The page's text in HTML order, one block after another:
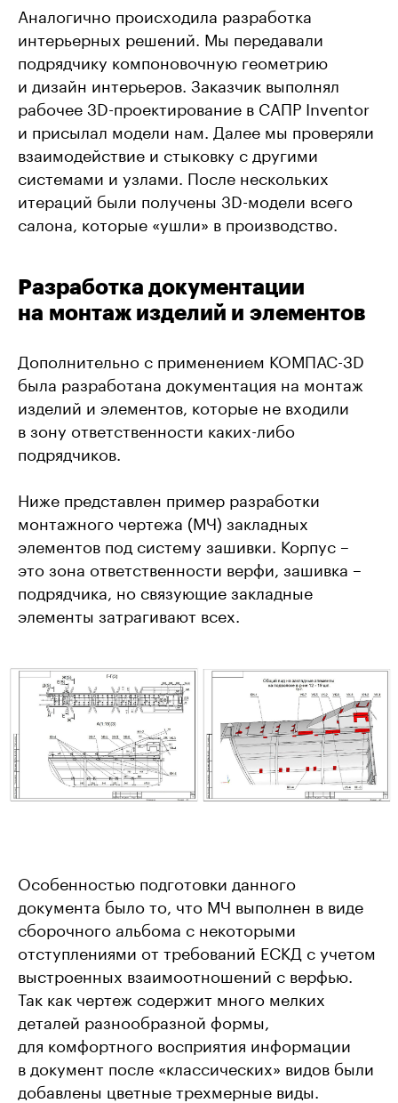
Аналогично происходила разработка
интерьерных решений. Мы передавали
подрядчику компоновочную геометрию
и дизайн интерьеров. Заказчик выполнял
рабочее 3D-проектирование в САПР Inventor
и присылал модели нам. Далее мы проверяли
взаимодействие и стыковку с другими
системами и узлами. После нескольких
итераций были получены 3D-модели всего
салона, которые «ушли» в производство.
Разработка документации
на монтаж изделий и элементов
Дополнительно с применением КОМПАС-3D
была разработана документация на монтаж
изделий и элементов, которые не входили
в зону ответственности каких-либо
подрядчиков.
Ниже представлен пример разработки
монтажного чертежа (МЧ) закладных
элементов под систему зашивки. Корпус –
это зона ответственности верфи, зашивка –
подрядчика, но связующие закладные
элементы затрагивают всех.
Особенностью подготовки данного
документа было то, что МЧ выполнен в виде
сборочного альбома с некоторыми
отступлениями от требований ЕСКД с учетом
выстроенных взаимоотношений с верфью.
Так как чертеж содержит много мелких
деталей разнообразной формы,
для комфортного восприятия информации
в документ после «классических» видов были
добавлены цветные трехмерные виды.